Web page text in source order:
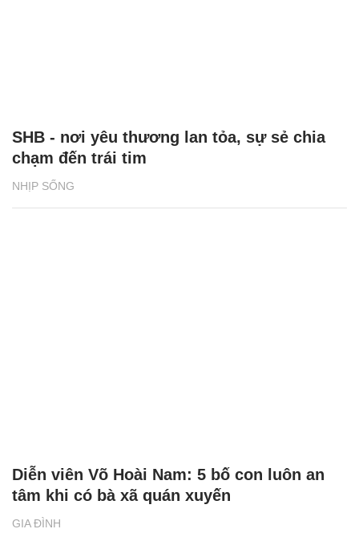
NHỊP SỐNG
SHB - nơi yêu thương lan tỏa, sự sẻ chia
chạm đến trái tim
GIA ĐÌNH
Diễn viên Võ Hoài Nam: 5 bố con luôn an
tâm khi có bà xã quán xuyến